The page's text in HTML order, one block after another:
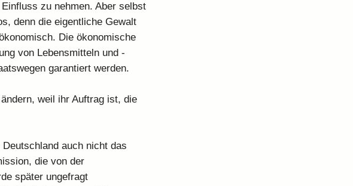
zu nehmen. Aber selbst
denn die eigentliche Gewalt
Die ökonomische
von Lebensmitteln und -
garantiert werden.
weil ihr Auftrag ist, die
auch nicht das
die von der
später ungefragt